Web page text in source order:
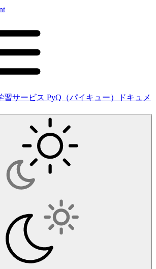
習サービス PyQ（パイキュー）ドキュメ